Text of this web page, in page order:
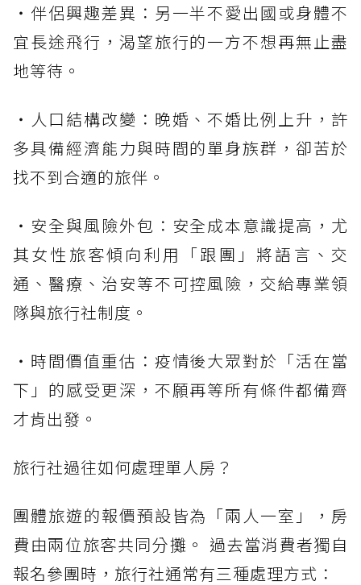
・伴侶興趣差異：另一半不愛出國或身體不
宜長途飛行，渴望旅行的一方不想再無止盡
地等待。
・人口結構改變：晚婚、不婚比例上升，許
多具備經濟能力與時間的單身族群，卻苦於
找不到合適的旅伴。
・安全與風險外包：安全成本意識提高，尤
其女性旅客傾向利用「跟團」將語言、交
通、醫療、治安等不可控風險，交給專業領
隊與旅行社制度。
・時間價值重估：疫情後大眾對於「活在當
下」的感受更深，不願再等所有條件都備齊
才肯出發。
旅行社過往如何處理單人房？
團體旅遊的報價預設皆為「兩人一室」，房
費由兩位旅客共同分攤。 過去當消費者獨自
報名參團時，旅行社通常有三種處理方式：